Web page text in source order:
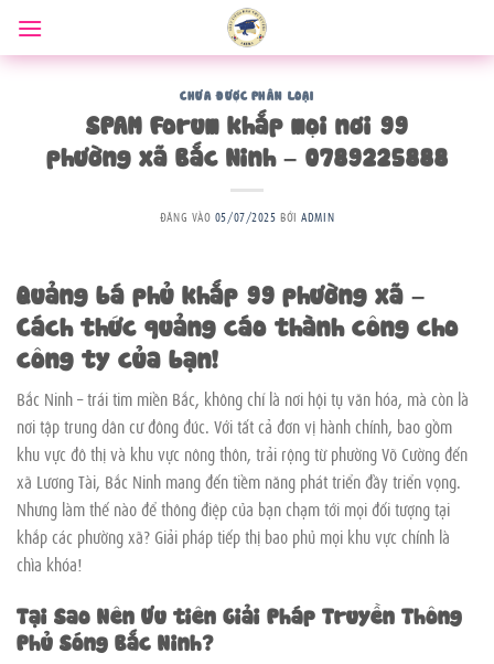
qua
nội
CHƯA ĐƯỢC PHÂN LOẠI
SPAM Forum khắp mọi nơi 99
phường xã Bắc Ninh – 0789225888
ĐĂNG VÀO 05/07/2025 BỞIADMIN
Quảng bá phủ khắp 99 phường xã –
Cách thức quảng cáo thành công cho
công ty của bạn!
Bắc Ninh – trái tim miền Bắc, không chỉ là nơi hội tụ văn hóa, mà còn là
nơi tập trung dân cư đông đúc. Với tất cả đơn vị hành chính, bao gồm
khu vực đô thị và khu vực nông thôn, trải rộng từ phường Võ Cường đến
xã Lương Tài, Bắc Ninh mang đến tiềm năng phát triển đầy triển vọng.
Nhưng làm thế nào để thông điệp của bạn chạm tới mọi đối tượng tại
khắp các phường xã? Giải pháp tiếp thị bao phủ mọi khu vực chính là
chìa khóa!
Tại Sao Nên Ưu tiên Giải Pháp Truyền Thông
Phủ Sóng Bắc Ninh?